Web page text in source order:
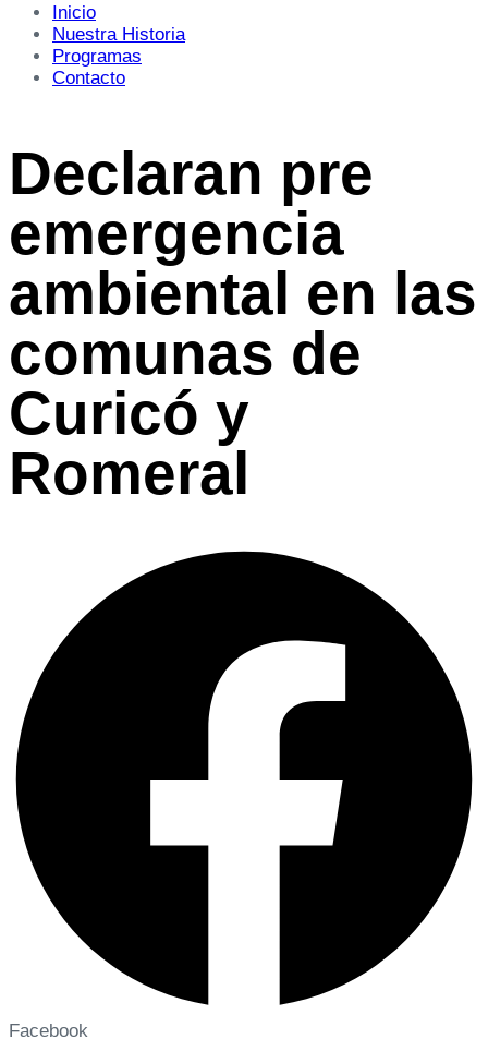
Inicio
Nuestra Historia
Programas
Contacto
Declaran pre
emergencia
ambiental en las
comunas de
Curicó y
Romeral
Facebook